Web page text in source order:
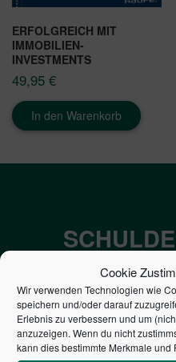
Cookie
Wir verwenden Technologien wie
speichern und/oder darauf
Erlebnis zu verbessern und um
anzuzeigen. Wenn du nicht
kann dies bestimmte Merkmale
ERFOLGREICH MIT
IMMOBILIEN-
INVESTMENTS
49,95 €
In den Warenkorb